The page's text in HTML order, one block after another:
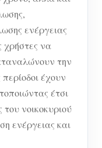
ενέργειας
χρήστες να
την
έχουν
έτσι
νοικοκυριού
ενέργειας και